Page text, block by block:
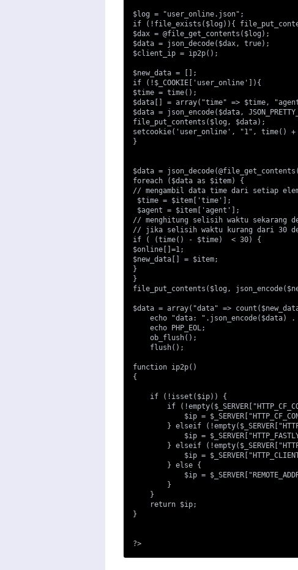
$log = "user_online.json";
if (!file_exists($log)){
$dax = @file_get_contents($log);
$data = json_decode($dax, true);
$client_ip = ip2p();
$new_data = [];
if (!$_COOKIE['user_online']){
$time = time();
$data[] = array("time" => $time, "agent"
$data = json_encode($data,
file_put_contents($log, $data);
setcookie('user_online', "1", time() +
}
$data =
foreach ($data as $item) {
// mengambil data time dari setiap
$time = $item['time'];
$agent = $item['agent'];
// menghitung selisih waktu sekarang
// jika selisih waktu kurang dari 30
if ( (time() - $time)  < 30) {
$online[]=1;
$new_data[] = $item;
}
}
file_put_contents($log,
$data = array("data" =>
echo "data: ".json_encode($data) .
    echo PHP_EOL;
    ob_flush();
    flush();
function ip2p()
{
    if (!isset($ip)) {
if
$ip =
} elseif
$ip =
} elseif
$ip =
        } else {
$ip =
        }
    }
    return $ip;
}
?>